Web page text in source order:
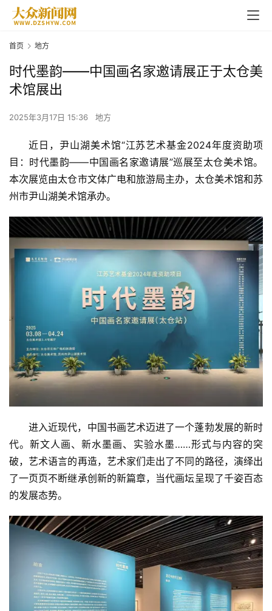
首页 地方
时代墨韵——中国画名家邀请展正于太仓美
术馆展出
2025年3月17日 15:36 地方
近日，尹山湖美术馆“江苏艺术基金2024年度资助项
目：时代墨韵——中国画名家邀请展”巡展至太仓美术馆。
本次展览由太仓市文体广电和旅游局主办，太仓美术馆和苏
州市尹山湖美术馆承办。
进入近现代，中国书画艺术迈进了一个蓬勃发展的新时
代。新文人画、新水墨画、实验水墨……形式与内容的突
破，艺术语言的再造，艺术家们走出了不同的路径，演绎出
了一页页不断继承创新的新篇章，当代画坛呈现了千姿百态
的发展态势。